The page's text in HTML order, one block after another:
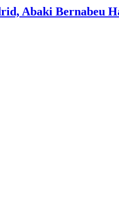
Abaki Bernabeu